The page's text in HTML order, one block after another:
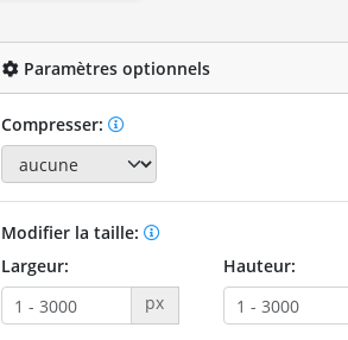
Paramètres optionnels
Compresser:
Modifier la taille:
Largeur:
px
Hauteur: